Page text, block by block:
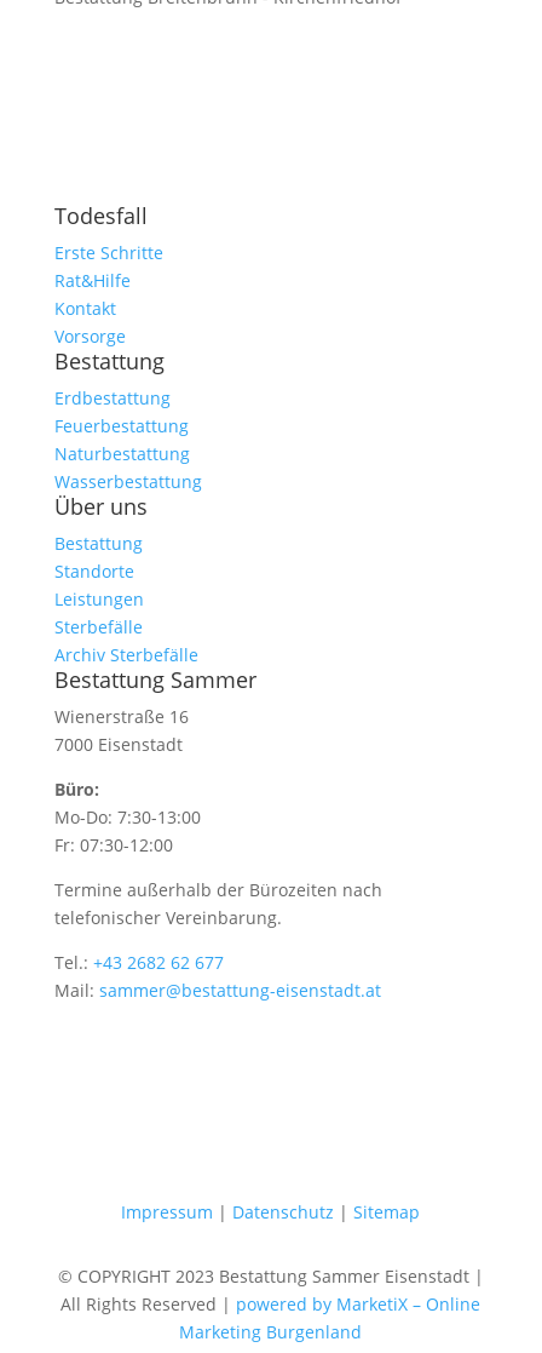
Todesfall
Erste Schritte
Rat&Hilfe
Kontakt
Vorsorge
Bestattung
Erdbestattung
Feuerbestattung
Naturbestattung
Wasserbestattung
Über uns
Bestattung
Standorte
Leistungen
Sterbefälle
Archiv Sterbefälle
Bestattung Sammer
Wienerstraße 16
7000 Eisenstadt
Büro:
Mo-Do: 7:30-13:00
Fr: 07:30-12:00
Termine außerhalb der Bürozeiten nach
telefonischer Vereinbarung.
Tel.: +43 2682 62 677
Mail: sammer@bestattung-eisenstadt.at
Impressum | Datenschutz |Sitemap
© COPYRIGHT 2023 Bestattung Sammer Eisenstadt |
All Rights Reserved | powered by MarketiX – Online
Marketing Burgenland